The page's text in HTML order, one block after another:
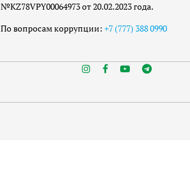
№KZ78VPY00064973 от 20.02.2023 года.
По вопросам коррупции: +7 (777) 388 0990